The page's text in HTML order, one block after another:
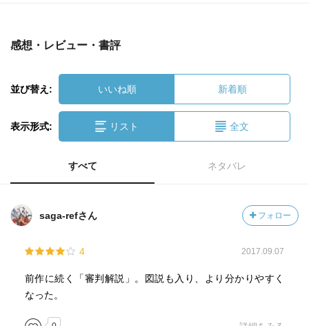
感想・レビュー・書評
並び替え: いいね順 新着順
表示形式: リスト 全文
すべて ネタバレ
saga-refさん フォロー
4 2017.09.07
前作に続く「審判解説」。図説も入り、より分かりやすく
なった。